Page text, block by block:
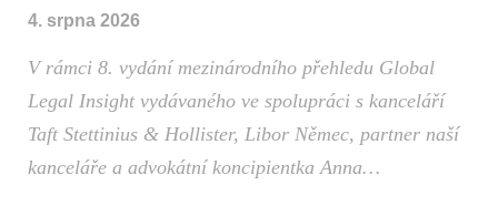
4. srpna 2026
V rámci 8. vydání mezinárodního přehledu Global
Legal Insight vydávaného ve spolupráci s kanceláří
Taft Stettinius & Hollister, Libor Němec, partner naší
kanceláře a advokátní koncipientka Anna…